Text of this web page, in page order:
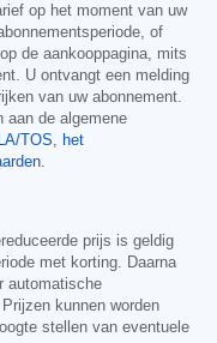
op het moment van uw
of
de aankooppagina, mits
U ontvangt een melding
van uw abonnement.
aan de algemene
TOS, het
.
prijs is geldig
met korting. Daarna
automatische
kunnen worden
stellen van eventuele